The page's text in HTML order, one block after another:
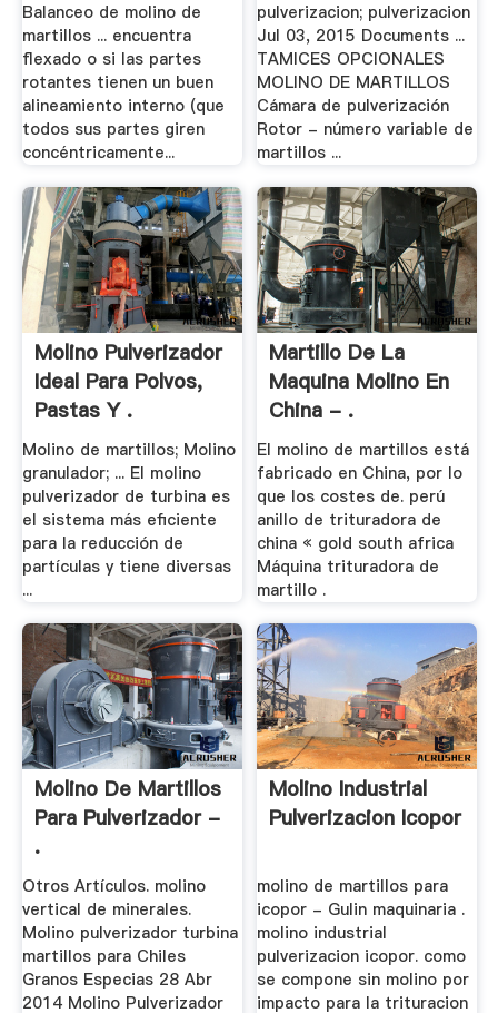
Balanceo de molino de
martillos ... encuentra
flexado o si las partes
rotantes tienen un buen
alineamiento interno (que
todos sus partes giren
concéntricamente...
pulverizacion; pulverizacion
Jul 03, 2015 Documents ...
TAMICES OPCIONALES
MOLINO DE MARTILLOS
Cámara de pulverización
Rotor - número variable de
martillos ...
Molino Pulverizador
Ideal Para Polvos,
Pastas Y .
Molino de martillos; Molino
granulador; ... El molino
pulverizador de turbina es
el sistema más eficiente
para la reducción de
partículas y tiene diversas
...
Martillo De La
Maquina Molino En
China - .
El molino de martillos está
fabricado en China, por lo
que los costes de. perú
anillo de trituradora de
china « gold south africa
Máquina trituradora de
martillo .
Molino De Martillos
Para Pulverizador -
.
Otros Artículos. molino
vertical de minerales.
Molino pulverizador turbina
martillos para Chiles
Granos Especias 28 Abr
2014 Molino Pulverizador
Molino Industrial
Pulverizacion Icopor
molino de martillos para
icopor - Gulin maquinaria .
molino industrial
pulverizacion icopor. como
se compone sin molino por
impacto para la trituracion